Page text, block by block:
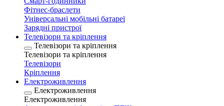
Фітнес-браслети
Універсальні мобільні батареї
Зарядні пристрої
Телевізори та кріплення
Телевізори та кріплення
Телевізори та кріплення
Телевізори
Кріплення
Електроживлення
Електроживлення
Електроживлення